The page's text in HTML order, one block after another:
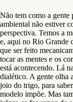
Não tem como a gente
ambiental não estiver
perspectiva. Temos a
e, aqui no Rio Grande
que ser feito
tocar as mentes e os
está acontecendo. Lá
dialético. A gente olha
joio do trigo, para
modelo impõe. Mas